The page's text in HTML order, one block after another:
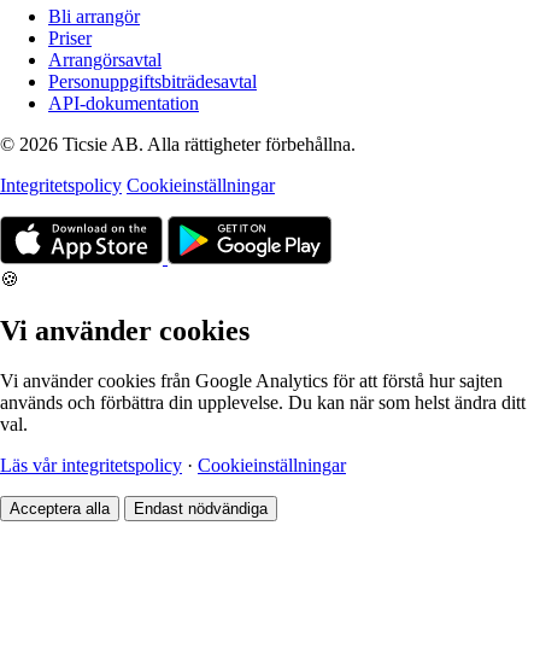
Bli arrangör
Priser
Arrangörsavtal
Personuppgiftsbiträdesavtal
API-dokumentation
© 2026 Ticsie AB. Alla rättigheter förbehållna.
Integritetspolicy Cookieinställningar
🍪
Vi använder cookies
Vi använder cookies från Google Analytics för att förstå hur sajten
används och förbättra din upplevelse. Du kan när som helst ändra ditt
val.
Läs vår integritetspolicy · Cookieinställningar
Acceptera alla Endast nödvändiga